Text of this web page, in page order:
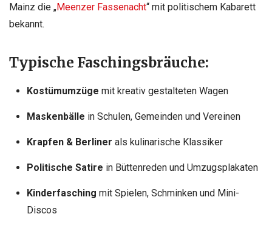
Mainz die „Meenzer Fassenacht“ mit politischem Kabarett
bekannt.
Typische Faschingsbräuche:
Kostümumzüge mit kreativ gestalteten Wagen
Maskenbälle in Schulen, Gemeinden und Vereinen
Krapfen & Berliner als kulinarische Klassiker
Politische Satire in Büttenreden und Umzugsplakaten
Kinderfasching mit Spielen, Schminken und Mini-
Discos